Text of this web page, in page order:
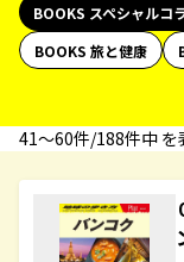
BOOKS スペシャルコ
BOOKS 旅と健康
41〜60件/188件中 を